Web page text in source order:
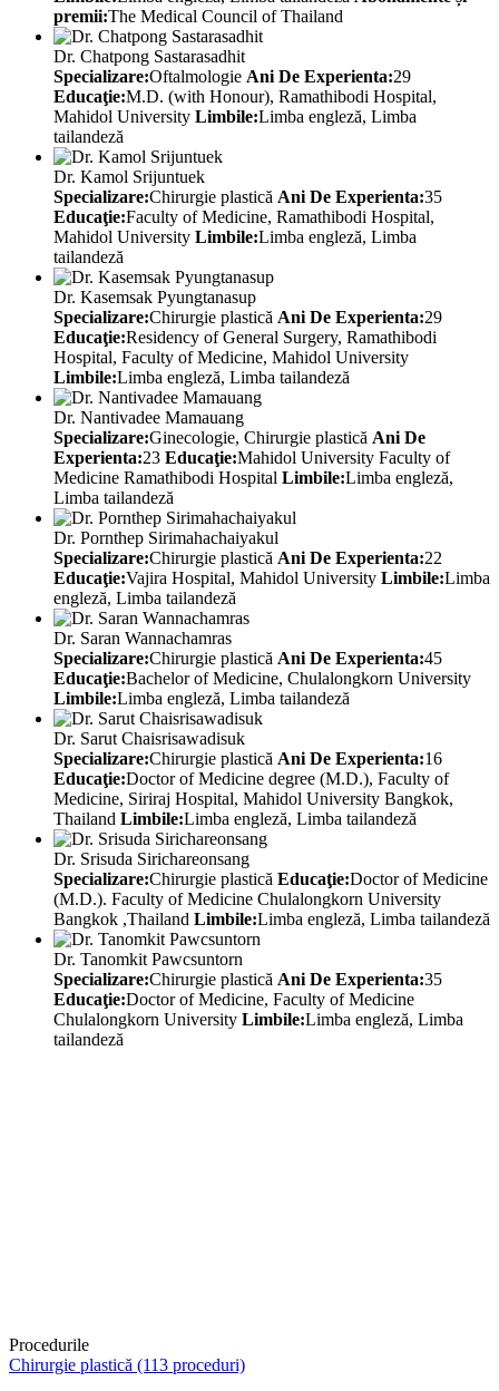
premii:The Medical Council of Thailand
Dr. Chatpong Sastarasadhit
Specializare:Oftalmologie Ani De Experienta:29
Educaţie:M.D. (with Honour), Ramathibodi Hospital,
Mahidol University Limbile:Limba engleză, Limba
tailandeză
Dr. Kamol Srijuntuek
Specializare:Chirurgie plastică Ani De Experienta:35
Educaţie:Faculty of Medicine, Ramathibodi Hospital,
Mahidol University Limbile:Limba engleză, Limba
tailandeză
Dr. Kasemsak Pyungtanasup
Specializare:Chirurgie plastică Ani De Experienta:29
Educaţie:Residency of General Surgery, Ramathibodi
Hospital, Faculty of Medicine, Mahidol University
Limbile:Limba engleză, Limba tailandeză
Dr. Nantivadee Mamauang
Specializare:Ginecologie, Chirurgie plastică Ani De
Experienta:23 Educaţie:Mahidol University Faculty of
Medicine Ramathibodi Hospital Limbile:Limba engleză,
Limba tailandeză
Dr. Pornthep Sirimahachaiyakul
Specializare:Chirurgie plastică Ani De Experienta:22
Educaţie:Vajira Hospital, Mahidol University Limbile:Limba
engleză, Limba tailandeză
Dr. Saran Wannachamras
Specializare:Chirurgie plastică Ani De Experienta:45
Educaţie:Bachelor of Medicine, Chulalongkorn University
Limbile:Limba engleză, Limba tailandeză
Dr. Sarut Chaisrisawadisuk
Specializare:Chirurgie plastică Ani De Experienta:16
Educaţie:Doctor of Medicine degree (M.D.), Faculty of
Medicine, Siriraj Hospital, Mahidol University Bangkok,
Thailand Limbile:Limba engleză, Limba tailandeză
Dr. Srisuda Sirichareonsang
Specializare:Chirurgie plastică Educaţie:Doctor of Medicine
(M.D.). Faculty of Medicine Chulalongkorn University
Bangkok ,Thailand Limbile:Limba engleză, Limba tailandeză
Dr. Tanomkit Pawcsuntorn
Specializare:Chirurgie plastică Ani De Experienta:35
Educaţie:Doctor of Medicine, Faculty of Medicine
Chulalongkorn University Limbile:Limba engleză, Limba
tailandeză
Procedurile
Chirurgie plastică (113 proceduri)